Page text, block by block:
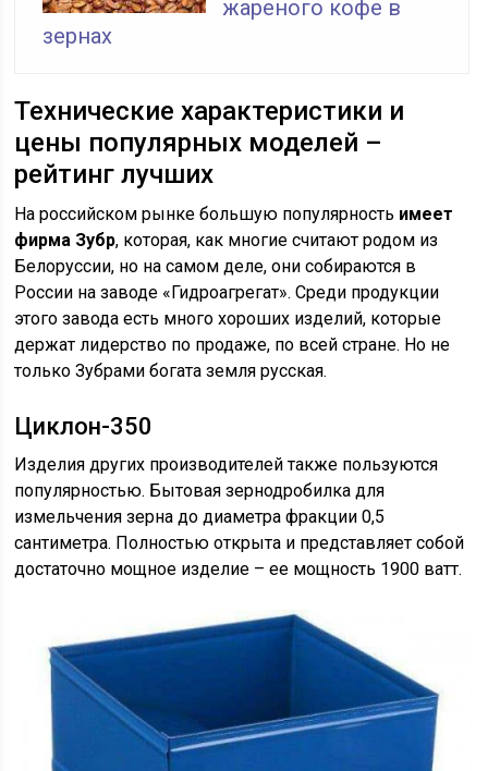
жареного кофе в
зернах
Технические характеристики и
цены популярных моделей –
рейтинг лучших
На российском рынке большую популярность имеет
фирма Зубр, которая, как многие считают родом из
Белоруссии, но на самом деле, они собираются в
России на заводе «Гидроагрегат». Среди продукции
этого завода есть много хороших изделий, которые
держат лидерство по продаже, по всей стране. Но не
только Зубрами богата земля русская.
Циклон-350
Изделия других производителей также пользуются
популярностью. Бытовая зернодробилка для
измельчения зерна до диаметра фракции 0,5
сантиметра. Полностью открыта и представляет собой
достаточно мощное изделие – ее мощность 1900 ватт.